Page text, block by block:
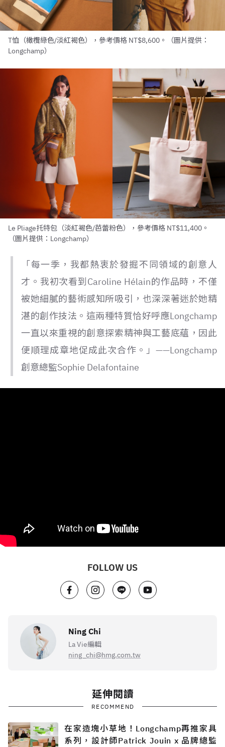
T恤（橄欖綠色/淡紅褐色），參考價格 NT$8,600。（圖片提供：
Longchamp）
Le Pliage托特包（淡紅褐色/芭蕾粉色），參考價格 NT$11,400。
（圖片提供：Longchamp）
「每一季，我都熱衷於發掘不同領域的創意人
才。我初次看到Caroline Hélain的作品時，不僅
被她細膩的藝術感知所吸引，也深深著迷於她精
湛的創作技法。這兩種特質恰好呼應Longchamp
一直以來重視的創意探索精神與工藝底蘊，因此
便順理成章地促成此次合作。」——Longchamp
創意總監Sophie Delafontaine
FOLLOW US
Ning Chi
La Vie編輯
ning_chi@hmg.com.tw
延伸閱讀
RECOMMEND
在家造塊小草地！Longchamp再推家具
系列，設計師Patrick Jouin x 品牌總監